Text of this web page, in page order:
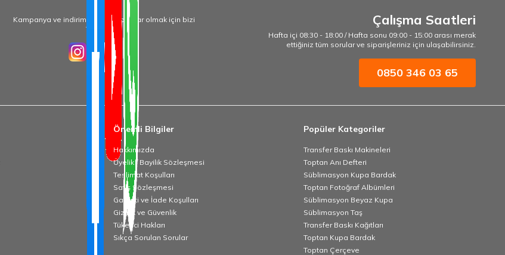
Kampanya ve indirimlerden haberdar olmak için bizi
Takip Edin!
Çalışma Saatleri
Hafta içi 08:30 - 18:00 / Hafta sonu 09:00 - 15:00 arası merak
ettiğiniz tüm sorular ve siparişleriniz için ulaşabilirsiniz.
0850 346 03 65
Önemli Bilgiler
Hakkımızda
Üyelik / Bayilik Sözleşmesi
Teslimat Koşulları
Satış Sözleşmesi
Garanti ve İade Koşulları
Gizlilik ve Güvenlik
Tüketici Hakları
Sıkça Sorulan Sorular
Popüler Kategoriler
Transfer Baskı Makineleri
Toptan Anı Defteri
Süblimasyon Kupa Bardak
Toptan Fotoğraf Albümleri
Süblimasyon Beyaz Kupa
Süblimasyon Taş
Transfer Baskı Kağıtları
Toptan Kupa Bardak
Toptan Çerçeve